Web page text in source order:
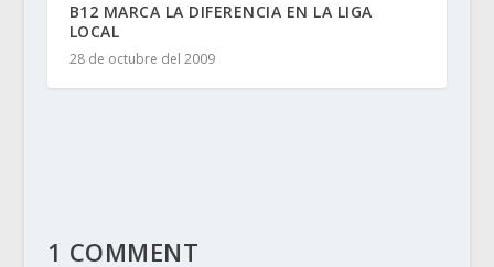
B12 MARCA LA DIFERENCIA EN LA LIGA
LOCAL
28 de octubre del 2009
1 COMMENT